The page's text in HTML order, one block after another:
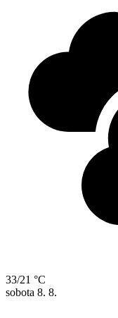
33/21 °C
sobota 8. 8.